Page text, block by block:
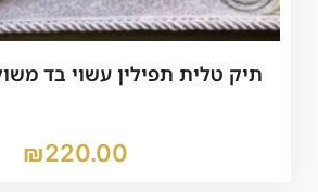
תיק טלית תפילין עשוי בד
₪220.00